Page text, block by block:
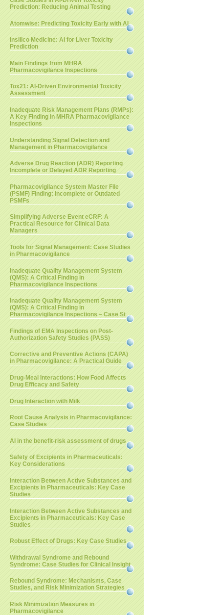
Prediction: Reducing Animal Testing
Atomwise: Predicting Toxicity Early with AI
Insilico Medicine: AI for Liver Toxicity
Prediction
Main Findings from MHRA
Pharmacovigilance Inspections
Tox21: AI-Driven Environmental Toxicity
Assessment
Inadequate Risk Management Plans (RMPs):
A Key Finding in MHRA Pharmacovigilance
Inspections
Understanding Signal Detection and
Management in Pharmacovigilance
Adverse Drug Reaction (ADR) Reporting
Incomplete or Delayed ADR Reporting
Pharmacovigilance System Master File
(PSMF) Finding: Incomplete or Outdated
PSMFs
Simplifying Adverse Event eCRF: A
Practical Resource for Clinical Data
Managers
Tools for Signal Management: Case Studies
in Pharmacovigilance
Inadequate Quality Management System
(QMS): A Critical Finding in
Pharmacovigilance Inspections
Inadequate Quality Management System
(QMS): A Critical Finding in
Pharmacovigilance Inspections – Case St
Findings of EMA Inspections on Post-
Authorization Safety Studies (PASS)
Corrective and Preventive Actions (CAPA)
in Pharmacovigilance: A Practical Guide
Drug-Meal Interactions: How Food Affects
Drug Efficacy and Safety
Drug Interaction with Milk
Root Cause Analysis in Pharmacovigilance:
Case Studies
AI in the benefit-risk assessment of drugs
Safety of Excipients in Pharmaceuticals:
Key Considerations
Interaction Between Active Substances and
Excipients in Pharmaceuticals: Key Case
Studies
Interaction Between Active Substances and
Excipients in Pharmaceuticals: Key Case
Studies
Robust Effect of Drugs: Key Case Studies
Withdrawal Syndrome and Rebound
Syndrome: Case Studies for Clinical Insight
Rebound Syndrome: Mechanisms, Case
Studies, and Risk Minimization Strategies
Risk Minimization Measures in
Pharmacovigilance